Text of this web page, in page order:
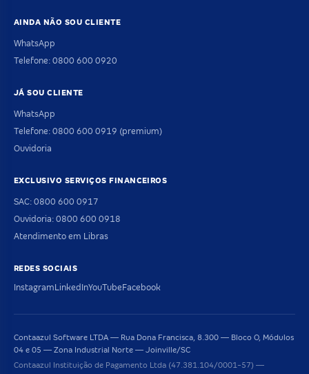
AINDA NÃO SOU CLIENTE
WhatsApp
Telefone: 0800 600 0920
JÁ SOU CLIENTE
WhatsApp
Telefone: 0800 600 0919 (premium)
Ouvidoria
EXCLUSIVO SERVIÇOS FINANCEIROS
SAC: 0800 600 0917
Ouvidoria: 0800 600 0918
Atendimento em Libras
REDES SOCIAIS
InstagramLinkedInYouTubeFacebook
Contaazul Software LTDA — Rua Dona Francisca, 8.300 — Bloco O, Módulos
04 e 05 — Zona Industrial Norte — Joinville/SC
Contaazul Instituição de Pagamento Ltda (47.381.104/0001-57) —